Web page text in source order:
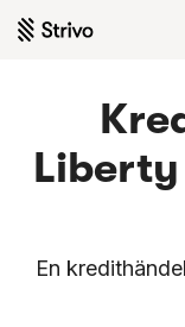
En